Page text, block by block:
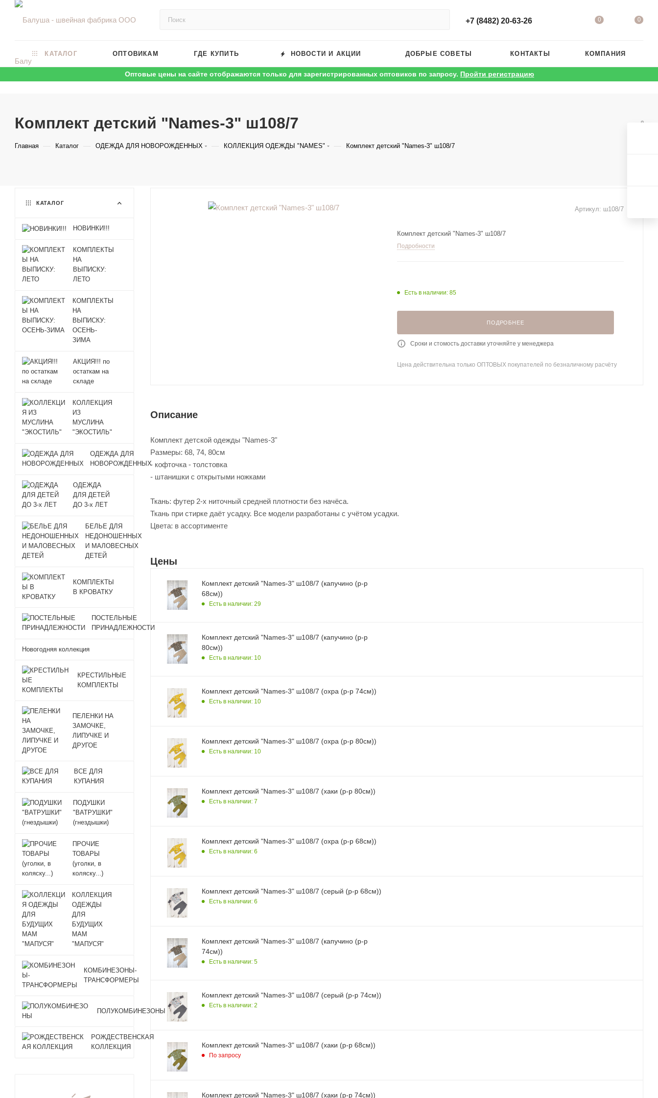
+7 (8482) 20-63-26 0 0
КАТАЛОГ ОПТОВИКАМ ГДЕ КУПИТЬ НОВОСТИ И АКЦИИ ДОБРЫЕ СОВЕТЫ КОНТАКТЫ КОМПАНИЯ
Оптовые цены на сайте отображаются только для зарегистрированных оптовиков по запросу. Пройти регистрацию
Комплект детский "Names-3" ш108/7
Главная — Каталог — ОДЕЖДА ДЛЯ НОВОРОЖДЕННЫХ — КОЛЛЕКЦИЯ ОДЕЖДЫ "NAMES" — Комплект детский "Names-3" ш108/7
Артикул: ш108/7
Комплект детский "Names-3" ш108/7
Подробности
Есть в наличии: 85
ПОДРОБНЕЕ
Сроки и стомость доставки уточняйте у менеджера
Цена действительна только ОПТОВЫХ покупателей по безналичному расчёту
Описание
Комплект детской одежды "Names-3"
Размеры: 68, 74, 80см
- кофточка - толстовка
- штанишки с открытыми ножками
Ткань: футер 2-х ниточный средней плотности без начёса.
Ткань при стирке даёт усадку. Все модели разработаны с учётом усадки.
Цвета: в ассортименте
Цены
Комплект детский "Names-3" ш108/7 (капучино (р-р
68см))
Есть в наличии: 29
Комплект детский "Names-3" ш108/7 (капучино (р-р
80см))
Есть в наличии: 10
Комплект детский "Names-3" ш108/7 (охра (р-р 74см))
Есть в наличии: 10
Комплект детский "Names-3" ш108/7 (охра (р-р 80см))
Есть в наличии: 10
Комплект детский "Names-3" ш108/7 (хаки (р-р 80см))
Есть в наличии: 7
Комплект детский "Names-3" ш108/7 (охра (р-р 68см))
Есть в наличии: 6
Комплект детский "Names-3" ш108/7 (серый (р-р 68см))
Есть в наличии: 6
Комплект детский "Names-3" ш108/7 (капучино (р-р
74см))
Есть в наличии: 5
Комплект детский "Names-3" ш108/7 (серый (р-р 74см))
Есть в наличии: 2
Комплект детский "Names-3" ш108/7 (хаки (р-р 68см))
По запросу
Комплект детский "Names-3" ш108/7 (хаки (р-р 74см))
КАТАЛОГ
НОВИНКИ!!!
КОМПЛЕКТЫ
НА
ВЫПИСКУ:
ЛЕТО
КОМПЛЕКТЫ
НА
ВЫПИСКУ:
ОСЕНЬ-
ЗИМА
АКЦИЯ!!! по
остаткам на
складе
КОЛЛЕКЦИЯ
ИЗ
МУСЛИНА
"ЭКОСТИЛЬ"
ОДЕЖДА ДЛЯ
НОВОРОЖДЕННЫХ
ОДЕЖДА
ДЛЯ ДЕТЕЙ
ДО 3-х ЛЕТ
БЕЛЬЕ ДЛЯ
НЕДОНОШЕННЫХ
И МАЛОВЕСНЫХ
ДЕТЕЙ
КОМПЛЕКТЫ
В КРОВАТКУ
ПОСТЕЛЬНЫЕ
ПРИНАДЛЕЖНОСТИ
Новогодняя коллекция
КРЕСТИЛЬНЫЕ
КОМПЛЕКТЫ
ПЕЛЕНКИ НА
ЗАМОЧКЕ,
ЛИПУЧКЕ И
ДРУГОЕ
ВСЕ ДЛЯ
КУПАНИЯ
ПОДУШКИ
"ВАТРУШКИ"
(гнездышки)
ПРОЧИЕ
ТОВАРЫ
(уголки, в
коляску...)
КОЛЛЕКЦИЯ
ОДЕЖДЫ
ДЛЯ
БУДУЩИХ
МАМ
"МАПУСЯ"
КОМБИНЕЗОНЫ-
ТРАНСФОРМЕРЫ
ПОЛУКОМБИНЕЗОНЫ
РОЖДЕСТВЕНСКАЯ
КОЛЛЕКЦИЯ